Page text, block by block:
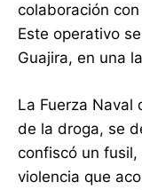
colaboración
Este operativo
Guajira, en una
La Fuerza Naval
de la droga, se
confiscó un
violencia que